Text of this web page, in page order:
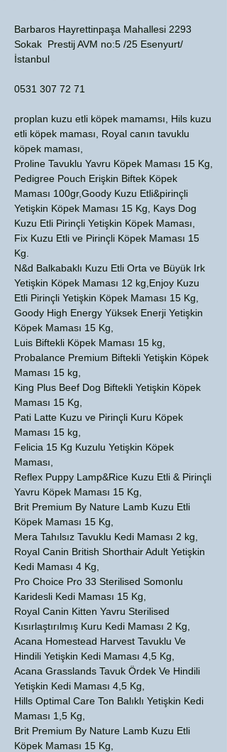
Barbaros Hayrettinpaşa Mahallesi 2293
Sokak Prestij AVM no:5 /25 Esenyurt/
İstanbul
0531 307 72 71
proplan kuzu etli köpek mamamsı, Hils kuzu
etli köpek maması, Royal canın tavuklu
köpek maması,
Proline Tavuklu Yavru Köpek Maması 15 Kg,
Pedigree Pouch Erişkin Biftek Köpek
Maması 100gr,Goody Kuzu Etli&pirinçli
Yetişkin Köpek Maması 15 Kg, Kays Dog
Kuzu Etli Pirinçli Yetişkin Köpek Maması,
Fix Kuzu Etli ve Pirinçli Köpek Maması 15
Kg.
N&d Balkabaklı Kuzu Etli Orta ve Büyük Irk
Yetişkin Köpek Maması 12 kg,Enjoy Kuzu
Etli Pirinçli Yetişkin Köpek Maması 15 Kg,
Goody High Energy Yüksek Enerji Yetişkin
Köpek Maması 15 Kg,
Luis Biftekli Köpek Maması 15 kg,
Probalance Premium Biftekli Yetişkin Köpek
Maması 15 kg,
King Plus Beef Dog Biftekli Yetişkin Köpek
Maması 15 Kg,
Pati Latte Kuzu ve Pirinçli Kuru Köpek
Maması 15 kg,
Felicia 15 Kg Kuzulu Yetişkin Köpek
Maması,
Reflex Puppy Lamp&Rice Kuzu Etli & Pirinçli
Yavru Köpek Maması 15 Kg,
Brit Premium By Nature Lamb Kuzu Etli
Köpek Maması 15 Kg,
Mera Tahılsız Tavuklu Kedi Maması 2 kg,
Royal Canin British Shorthair Adult Yetişkin
Kedi Maması 4 Kg,
Pro Choice Pro 33 Sterilised Somonlu
Karidesli Kedi Maması 15 Kg,
Royal Canin Kitten Yavru Sterilised
Kısırlaştırılmış Kuru Kedi Maması 2 Kg,
Acana Homestead Harvest Tavuklu Ve
Hindili Yetişkin Kedi Maması 4,5 Kg,
Acana Grasslands Tavuk Ördek Ve Hindili
Yetişkin Kedi Maması 4,5 Kg,
Hills Optimal Care Ton Balıklı Yetişkin Kedi
Maması 1,5 Kg,
Brit Premium By Nature Lamb Kuzu Etli
Köpek Maması 15 Kg,